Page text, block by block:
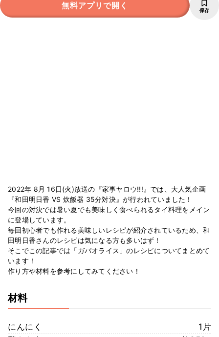
無料アプリで開く 保存
2022年 8月 16日(火)放送の『家事ヤロウ!!!』では、大人気企画
『和田明日香 VS 炊飯器 35分対決』が行われていました！
今回の対決では暑い夏でも美味しく食べられるタイ料理をメイン
に登場しています。
毎回初心者でも作れる美味しいレシピが紹介されているため、和
田明日香さんのレシピは気になる方も多いはず！
そこでこの記事では「ガパオライス」のレシピについてまとめて
います！
作り方や材料を参考にしてみてください！
材料
にんにく
1片